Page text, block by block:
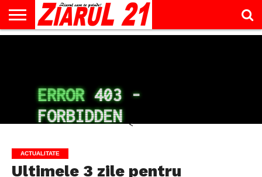
<
ACTUALITATE
Ultimele 3 zile pentru